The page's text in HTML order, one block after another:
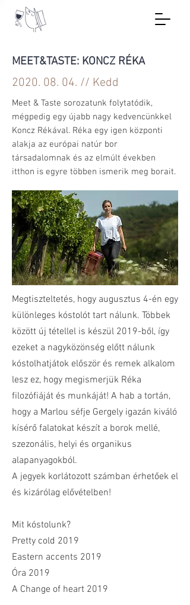
MEET&TASTE: KONCZ RÉKA
2020. 08. 04. // Kedd
Meet & Taste sorozatunk folytatódik,
mégpedig egy újabb nagy kedvencünkkel
Koncz Rékával. Réka egy igen központi
alakja az európai natúr bor
társadalomnak és az elmúlt években
itthon is egyre többen ismerik meg borait.
Megtiszteltetés, hogy augusztus 4-én egy
különleges kóstolót tart nálunk. Többek
között új tétellel is készül 2019-ből, így
ezeket a nagyközönség előtt nálunk
kóstolhatjátok először és remek alkalom
lesz ez, hogy megismerjük Réka
filozófiáját és munkáját! A hab a tortán,
hogy a Marlou séfje Gergely igazán kiváló
kísérő falatokat készít a borok mellé,
szezonális, helyi és organikus
alapanyagokból.
A jegyek korlátozott számban érhetőek el
és kizárólag elővételben!
Mit kóstolunk?
Pretty cold 2019
Eastern accents 2019
Óra 2019
A Change of heart 2019